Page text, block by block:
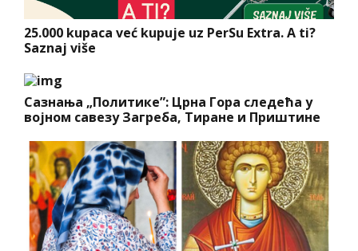
25.000 kupaca već kupuje uz PerSu Extra. A ti?
Saznaj više
Сазнања „Политике”: Црна Гора следећа у
војном савезу Загреба, Тиране и Приштине